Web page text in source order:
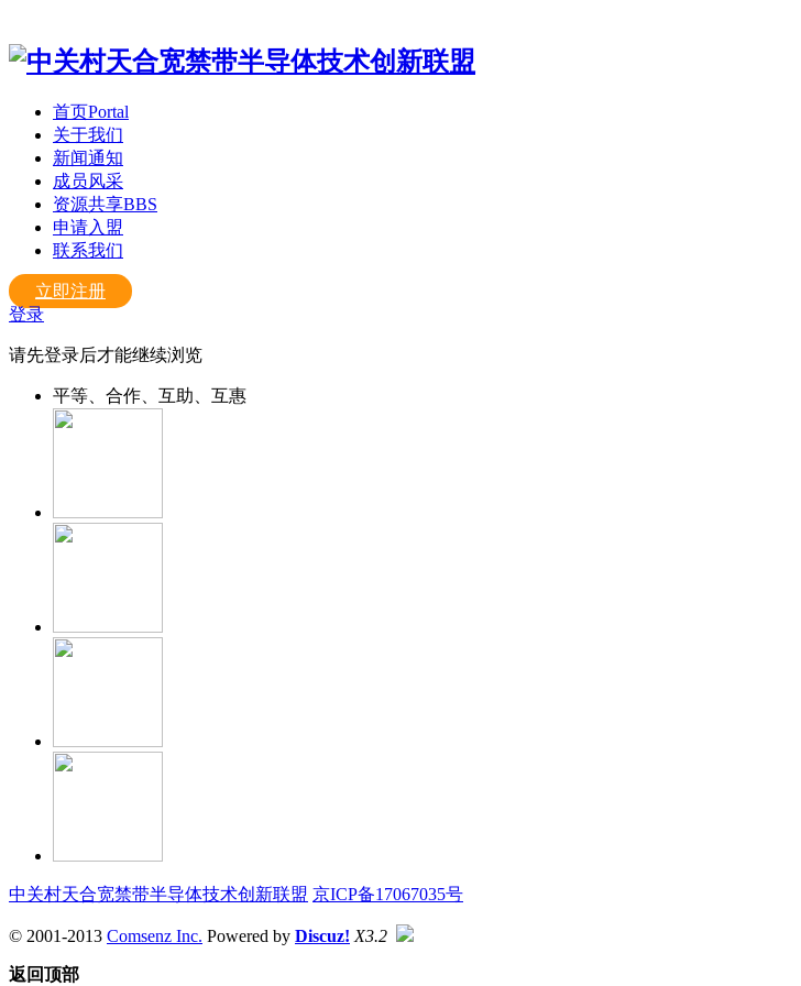
首页Portal
关于我们
新闻通知
成员风采
资源共享BBS
申请入盟
联系我们
立即注册
登录
请先登录后才能继续浏览
平等、合作、互助、互惠
中关村天合宽禁带半导体技术创新联盟 京ICP备17067035号
© 2001-2013 Comsenz Inc. Powered by Discuz! X3.2
返回顶部